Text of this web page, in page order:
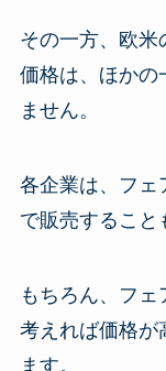
その一方、欧米
価格は、ほかの
ません。
各企業は、フェ
で販売すること
もちろん、フ
考えれば価格が
ます。